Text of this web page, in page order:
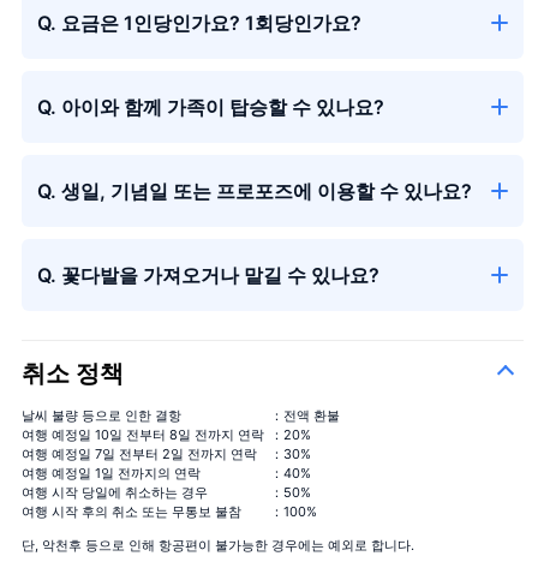
Q. 요금은 1인당인가요? 1회당인가요?
Q. 아이와 함께 가족이 탑승할 수 있나요?
Q. 생일, 기념일 또는 프로포즈에 이용할 수 있나요?
Q. 꽃다발을 가져오거나 맡길 수 있나요?
취소 정책
날씨 불량 등으로 인한 결항
：전액 환불
여행 예정일 10일 전부터 8일 전까지 연락
：20%
여행 예정일 7일 전부터 2일 전까지 연락
：30%
여행 예정일 1일 전까지의 연락
：40%
여행 시작 당일에 취소하는 경우
：50%
여행 시작 후의 취소 또는 무통보 불참
：100%
단, 악천후 등으로 인해 항공편이 불가능한 경우에는 예외로 합니다.